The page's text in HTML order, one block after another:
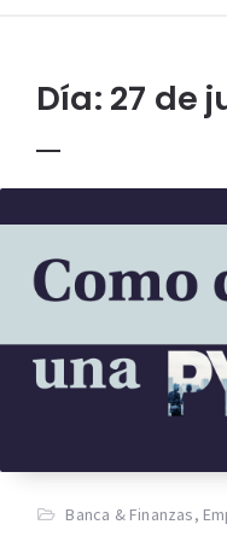
Día: 27 de
Banca & Finanzas,